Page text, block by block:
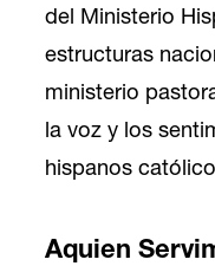
del Ministerio
estructuras
ministerio
la voz y los
hispanos
Aquien